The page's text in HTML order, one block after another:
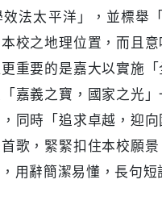
法太平洋」，並標舉
本校之地理位置，而且
重要的是嘉大以實施
嘉義之寶，國家之光
同時「追求卓越，迎
歌，緊緊扣住本校願
用辭簡潔易懂，長句